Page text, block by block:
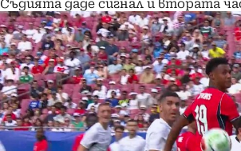
Съдията даде сигнал и втората